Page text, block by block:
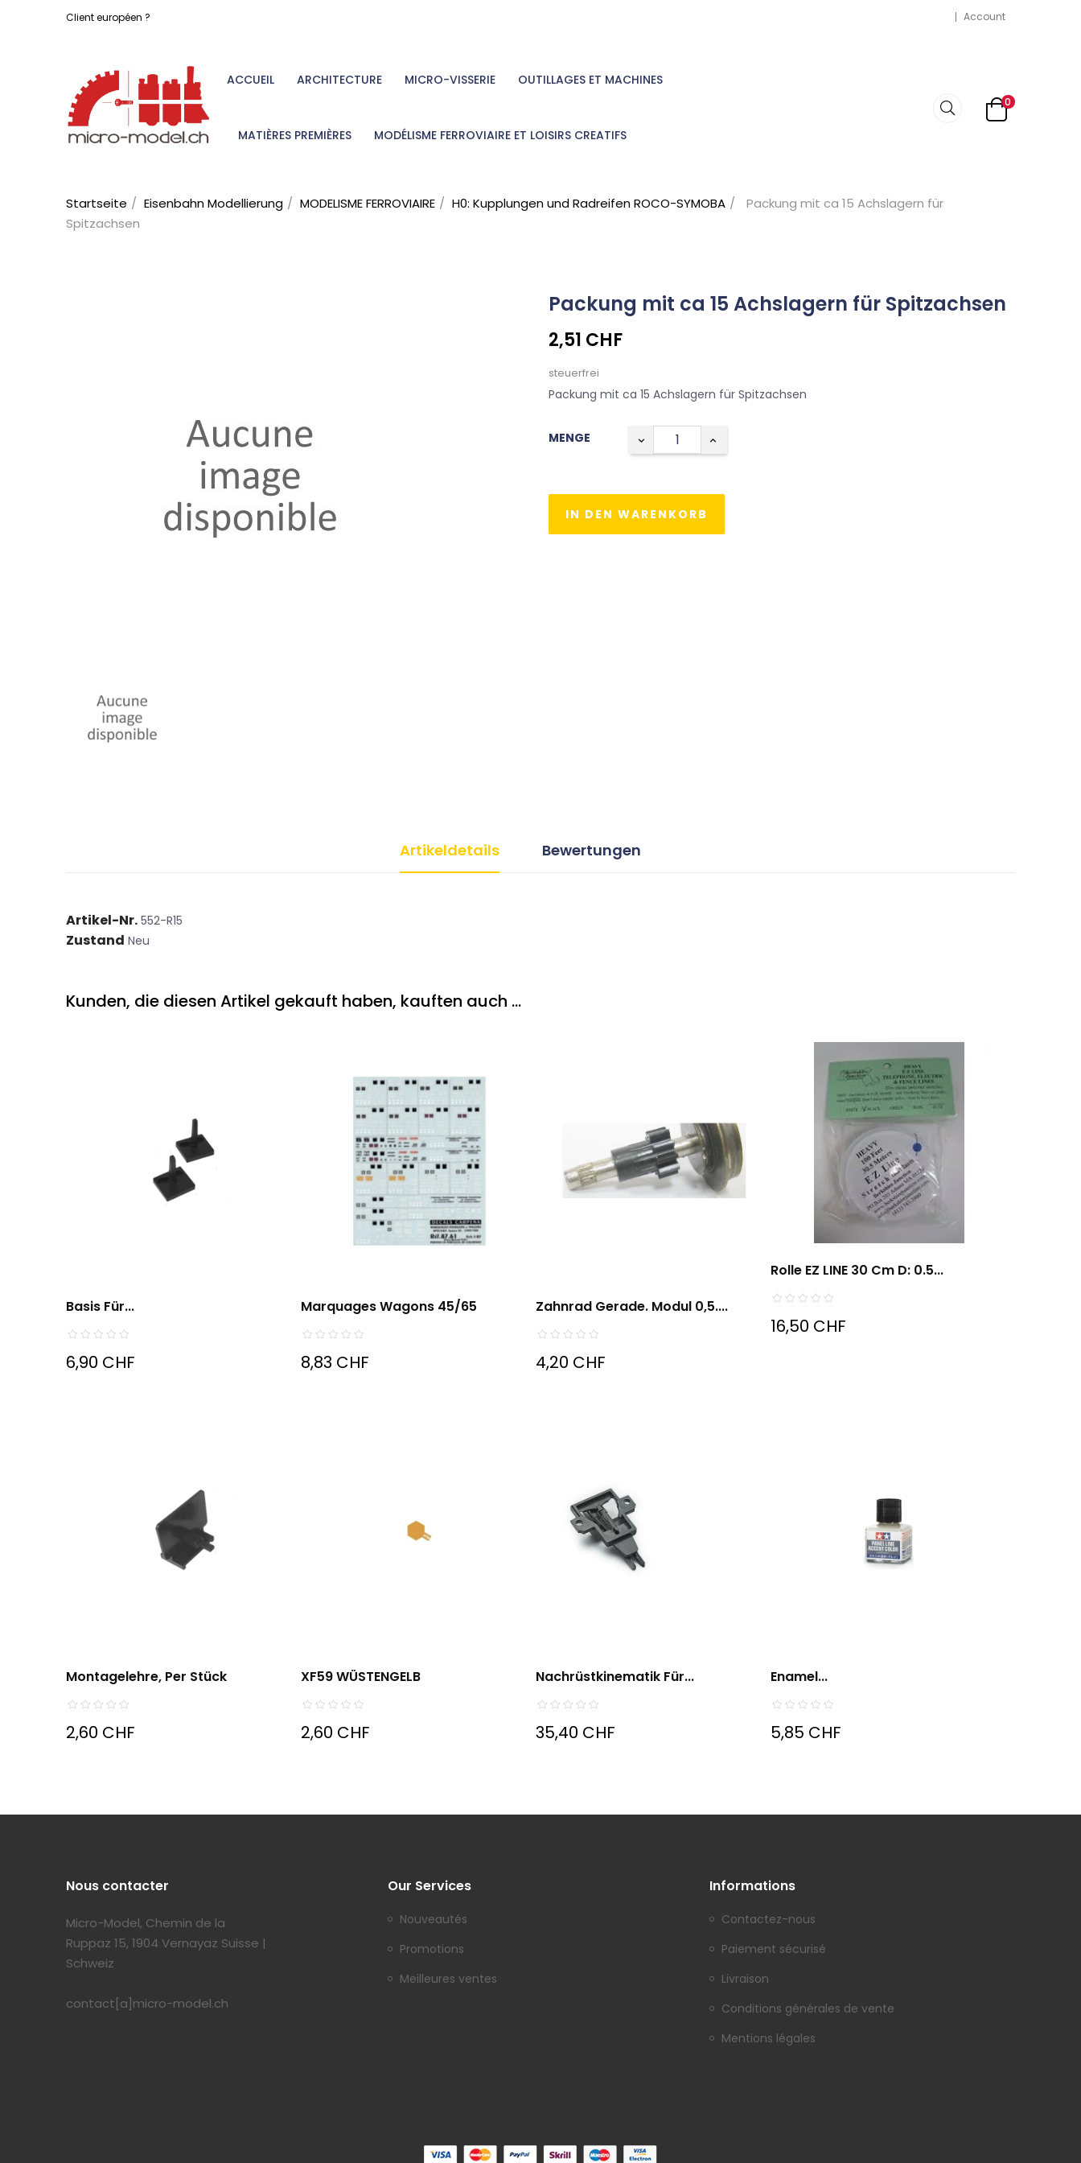
Client européen ? Account
ACCUEIL ARCHITECTURE MICRO-VISSERIE OUTILLAGES ET MACHINES
MATIÈRES PREMIÈRES MODÉLISME FERROVIAIRE ET LOISIRS CREATIFS
0
Startseite Eisenbahn Modellierung MODELISME FERROVIAIRE H0: Kupplungen und Radreifen ROCO-SYMOBA
Packung mit ca 15 Achslagern für
Spitzachsen
Packung mit ca 15 Achslagern für Spitzachsen
2,51 CHF
steuerfrei
Packung mit ca 15 Achslagern für Spitzachsen
MENGE
IN DEN WARENKORB
Artikeldetails Bewertungen
Artikel-Nr. 552-R15
Zustand Neu
Kunden, die diesen Artikel gekauft haben, kauften auch ...
Basis Für...
6,90 CHF
Marquages Wagons 45/65
8,83 CHF
Zahnrad Gerade. Modul 0,5....
4,20 CHF
Rolle EZ LINE 30 Cm D: 0.5...
16,50 CHF
Montagelehre, Per Stück
2,60 CHF
XF59 WÜSTENGELB
2,60 CHF
Nachrüstkinematik Für...
35,40 CHF
Enamel...
5,85 CHF
Nous contacter
Micro-Model, Chemin de la
Ruppaz 15, 1904 Vernayaz Suisse |
Schweiz
contact[a]micro-model.ch
Our Services
Nouveautés
Promotions
Meilleures ventes
Informations
Contactez-nous
Paiement sécurisé
Livraison
Conditions générales de vente
Mentions légales